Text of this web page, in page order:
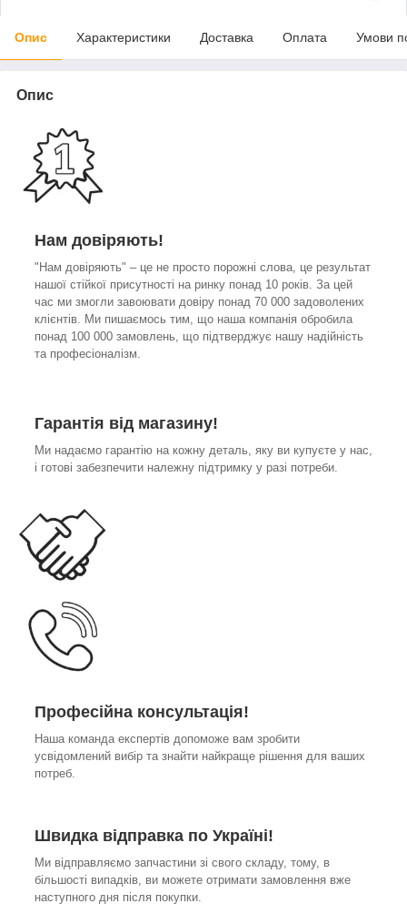
Опис Характеристики Доставка Оплата Умови
Опис
Нам довіряють!
"Нам довіряють" – це не просто порожні слова, це результат
нашої стійкої присутності на ринку понад 10 років. За цей
час ми змогли завоювати довіру понад 70 000 задоволених
клієнтів. Ми пишаємось тим, що наша компанія обробила
понад 100 000 замовлень, що підтверджує нашу надійність
та професіоналізм.
Гарантія від магазину!
Ми надаємо гарантію на кожну деталь, яку ви купуєте у нас,
і готові забезпечити належну підтримку у разі потреби.
Професійна консультація!
Наша команда експертів допоможе вам зробити
усвідомлений вибір та знайти найкраще рішення для ваших
потреб.
Швидка відправка по Україні!
Ми відправляємо запчастини зі свого складу, тому, в
більшості випадків, ви можете отримати замовлення вже
наступного дня після покупки.